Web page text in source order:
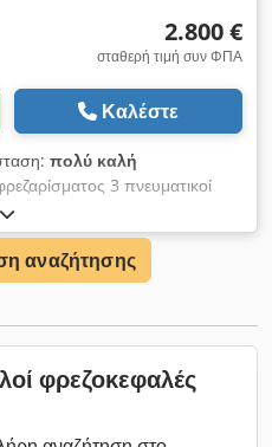
2.800 €
σταθερή τιμή συν ΦΠΑ
Καλέστε
πολύ καλή
3 πνευματικοί
τραπεζιού δύο κινητήρες
ύψος φρεζαρίσματος
Rspfx Agfja
αναζήτησης
φρεζοκεφαλές